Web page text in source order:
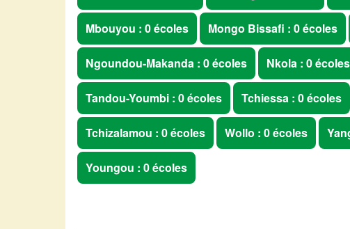
Mbouyou : 0 écoles Mongo Bissafi : 0 écoles
Ngoundou-Makanda : 0 écoles Nkola : 0 écoles
Tandou-Youmbi : 0 écoles Tchiessa : 0 écoles
Tchizalamou : 0 écoles Wollo : 0 écoles
Youngou : 0 écoles